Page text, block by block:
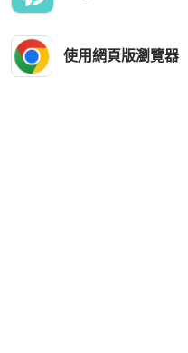
近新閒置品
使用網頁版瀏覽器